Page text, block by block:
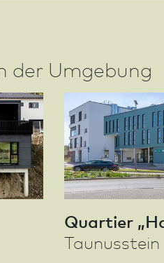
der Umgebung
Quar­tier
Taunusstein